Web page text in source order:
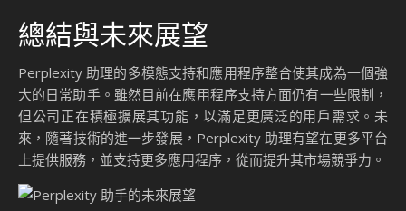
總結與未來展望
Perplexity 助理的多模態支持和應用程序整合使其成為一個強
大的日常助手。雖然目前在應用程序支持方面仍有一些限制，
但公司正在積極擴展其功能，以滿足更廣泛的用戶需求。未
來，隨著技術的進一步發展，Perplexity 助理有望在更多平台
上提供服務，並支持更多應用程序，從而提升其市場競爭力。